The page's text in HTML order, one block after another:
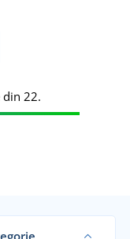
din 22.